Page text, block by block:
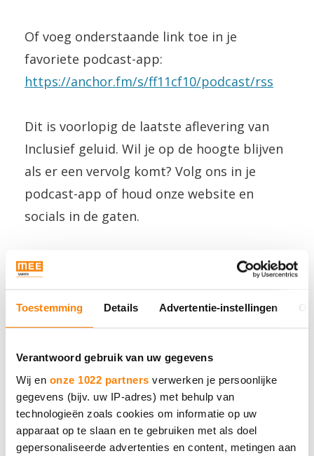
Toestemming Details Advertentie-instellingen
Verantwoord gebruik van uw gegevens
Wij en onze 1022 partners verwerken je persoonlijke
gegevens (bijv. uw IP-adres) met behulp van
technologieën zoals cookies om informatie op uw
apparaat op te slaan en te gebruiken met als doel
gepersonaliseerde advertenties en content, metingen aan
MEE Samen
Neem contact met ons op.
Bel 088 - 633 0633
Of voeg onderstaande link toe in je
favoriete podcast-app:
https://anchor.fm/s/ff11cf10/podcast/rss
Dit is voorlopig de laatste aflevering van
Inclusief geluid. Wil je op de hoogte blijven
als er een vervolg komt? Volg ons in je
podcast-app of houd onze website en
socials in de gaten.